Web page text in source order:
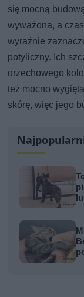
się mocną
wyważona, a
wyraźnie
potyliczny. Ich
orzechowego
też mocno
skórę, więc jego